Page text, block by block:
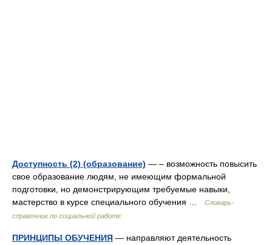
Доступность (2) (образование) — – возможность повысить
свое образование людям, не имеющим формальной
подготовки, но демонстрирующим требуемые навыки,
мастерство в курсе специального обучения …
Словарь-
справочник по социальной работе
ПРИНЦИПЫ ОБУЧЕНИЯ — направляют деятельность